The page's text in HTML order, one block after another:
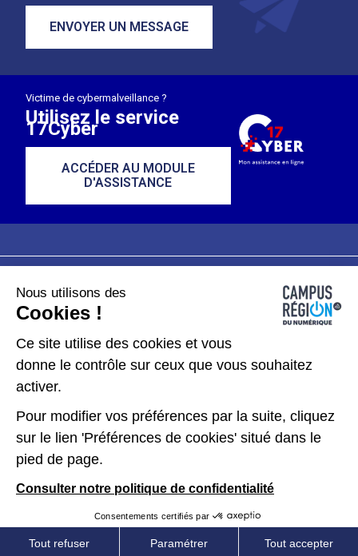
ENVOYER UN MESSAGE
Victime de cybermalveillance ?
Utilisez le service
17Cyber
ACCÉDER AU MODULE
D'ASSISTANCE
Plan du site
Données personnelles
Gérer les cookies
Kit de communication
Accessibilité : partiellement conforme
Nous utilisons des
Cookies !
Ce site utilise des cookies et vous
donne le contrôle sur ceux que vous souhaitez
activer.
Pour modifier vos préférences par la suite, cliquez
sur le lien 'Préférences de cookies' situé dans le
pied de page.
Consulter notre politique de confidentialité
Consentements certifiés par
Tout refuser Paramétrer Tout accepter